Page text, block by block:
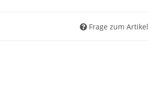
Frage zum Artikel